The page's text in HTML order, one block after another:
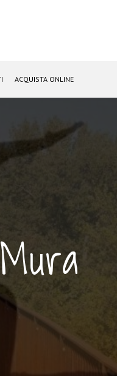
ACQUISTA ONLINE